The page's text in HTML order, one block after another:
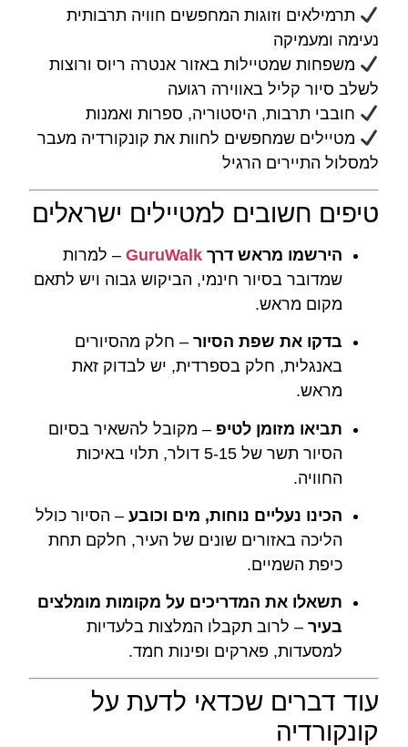
תרמילאים וזוגות המחפשים חוויה תרבותית
נעימה ומעמיקה
משפחות שמטיילות באזור אנטרה ריוס ורוצות
לשלב סיור קליל באווירה רגועה
חובבי תרבות, היסטוריה, ספרות ואמנות
מטיילים שמחפשים לחוות את קונקורדיה מעבר
למסלול התיירים הרגיל
טיפים חשובים למטיילים ישראלים
הירשמו מראש דרךGuruWalk – למרות
שמדובר בסיור חינמי, הביקוש גבוה ויש לתאם
מקום מראש.
בדקו את שפת הסיור – חלק מהסיורים
באנגלית, חלק בספרדית, יש לבדוק זאת
מראש.
תביאו מזומן לטיפ – מקובל להשאיר בסיום
הסיור תשר של 5-15 דולר, תלוי באיכות
החוויה.
הכינו נעליים נוחות, מים וכובע – הסיור כולל
הליכה באזורים שונים של העיר, חלקם תחת
כיפת השמיים.
תשאלו את המדריכים על מקומות מומלצים
בעיר – לרוב תקבלו המלצות בלעדיות
למסעדות, פארקים ופינות חמד.
עוד דברים שכדאי לדעת על
קונקורדיה